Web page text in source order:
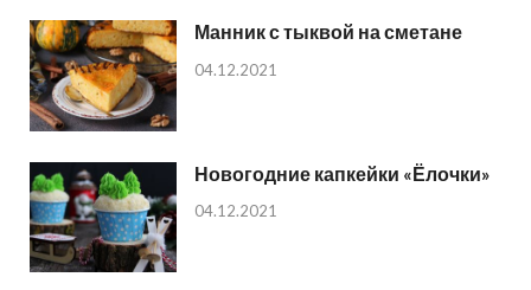
Манник с тыквой на сметане
04.12.2021
Новогодние капкейки «Ёлочки»
04.12.2021